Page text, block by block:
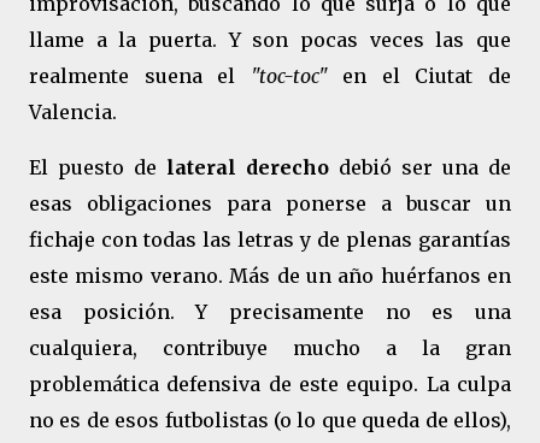
llame a la puerta. Y son pocas veces las que
realmente suena el
"toc-toc"en el Ciutat de
Valencia.
El puesto de lateral derecho debió ser una de
esas obligaciones para ponerse a buscar un
fichaje con todas las letras y de plenas garantías
este mismo verano. Más de un año huérfanos en
esa posición. Y precisamente no es una
cualquiera, contribuye mucho a la gran
problemática defensiva de este equipo. La culpa
no es de esos futbolistas (o lo que queda de ellos),